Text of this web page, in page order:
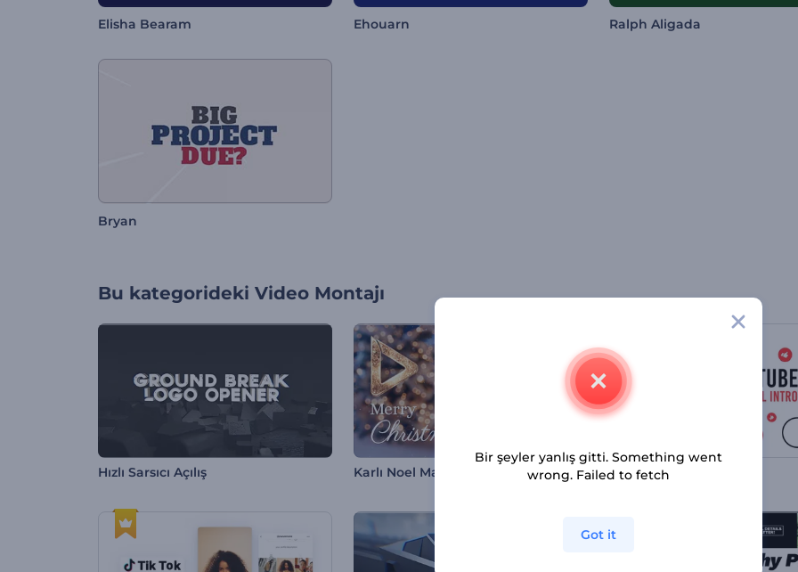
Elisha Bearam Ehouarn Ralph Aligada
Bryan
Bu kategorideki Video Montajı
Hızlı Sarsıcı Açılış Karlı Noel Manzarası Giriş Videosu YouTube Kanalı İntrosu
Bir şeyler yanlış gitti. Something went
wrong. Failed to fetch
Got it